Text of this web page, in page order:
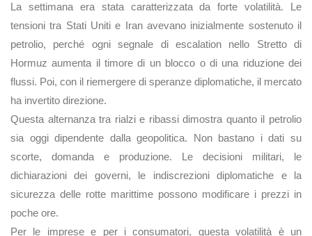
La settimana era stata caratterizzata da forte volatilità. Le
tensioni tra Stati Uniti e Iran avevano inizialmente sostenuto il
petrolio, perché ogni segnale di escalation nello Stretto di
Hormuz aumenta il timore di un blocco o di una riduzione dei
flussi. Poi, con il riemergere di speranze diplomatiche, il mercato
ha invertito direzione.
Questa alternanza tra rialzi e ribassi dimostra quanto il petrolio
sia oggi dipendente dalla geopolitica. Non bastano i dati su
scorte, domanda e produzione. Le decisioni militari, le
dichiarazioni dei governi, le indiscrezioni diplomatiche e la
sicurezza delle rotte marittime possono modificare i prezzi in
poche ore.
Per le imprese e per i consumatori, questa volatilità è un